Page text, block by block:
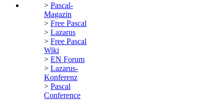
> Pascal-
Magazin
> Free Pascal
> Lazarus
> Free Pascal
Wiki
> EN Forum
> Lazarus-
Konferenz
> Pascal
Conference